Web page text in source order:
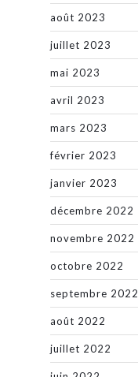
août 2023
juillet 2023
mai 2023
avril 2023
mars 2023
février 2023
janvier 2023
décembre 2022
novembre 2022
octobre 2022
septembre 2022
août 2022
juillet 2022